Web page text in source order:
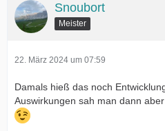
Snoubort
Meister
22. März 2024 um 07:59
Damals hieß das noch
Auswirkungen sah man dann